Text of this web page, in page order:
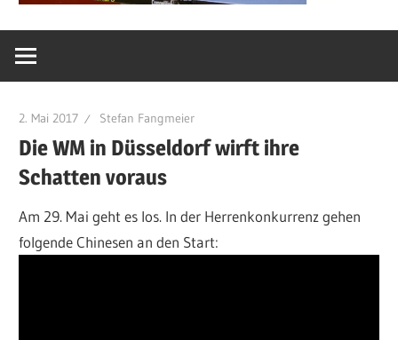
2. Mai 2017 Stefan Fangmeier
Die WM in Düsseldorf wirft ihre
Schatten voraus
Am 29. Mai geht es los. In der Herrenkonkurrenz gehen
folgende Chinesen an den Start: